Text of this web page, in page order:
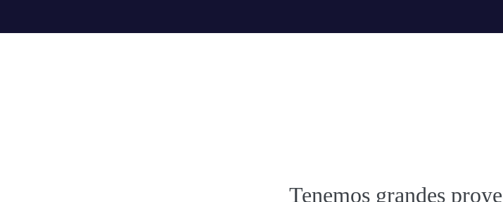
Tenemos grandes